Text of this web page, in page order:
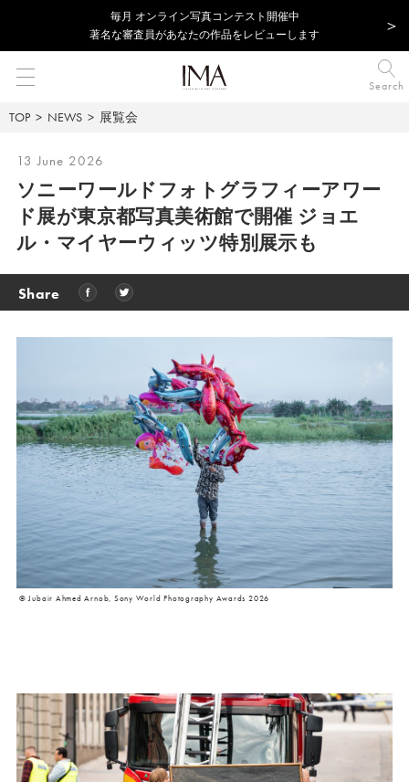
毎⽉ オンライン写真コンテスト開催中
著名な審査員があなたの作品をレビューします
Search
TOP NEWS 展覧会
13 June 2026
ソニーワールドフォトグラフィーアワー
ド展が東京都写真美術館で開催 ジョエ
ル・マイヤーウィッツ特別展示も
Share
© Jubair Ahmed Arnob, Sony World Photography Awards 2026